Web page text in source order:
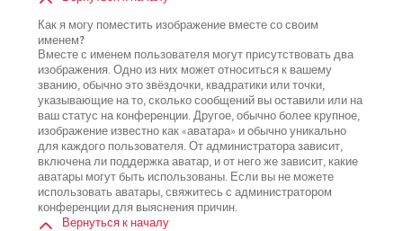
Как я могу поместить изображение вместе со своим
именем?
Вместе с именем пользователя могут присутствовать два
изображения. Одно из них может относиться к вашему
званию, обычно это звёздочки, квадратики или точки,
указывающие на то, сколько сообщений вы оставили или на
ваш статус на конференции. Другое, обычно более крупное,
изображение известно как «аватара» и обычно уникально
для каждого пользователя. От администратора зависит,
включена ли поддержка аватар, и от него же зависит, какие
аватары могут быть использованы. Если вы не можете
использовать аватары, свяжитесь с администратором
конференции для выяснения причин.
Вернуться к началу